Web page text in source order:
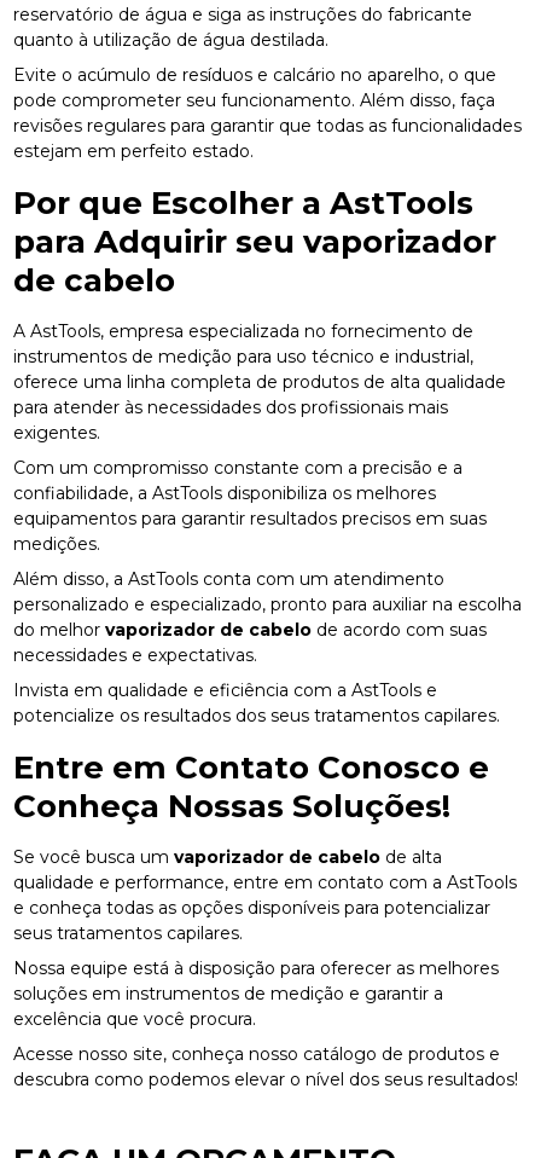
reservatório de água e siga as instruções do fabricante
quanto à utilização de água destilada.
Evite o acúmulo de resíduos e calcário no aparelho, o que
pode comprometer seu funcionamento. Além disso, faça
revisões regulares para garantir que todas as funcionalidades
estejam em perfeito estado.
Por que Escolher a AstTools
para Adquirir seuvaporizador
de cabelo
A AstTools, empresa especializada no fornecimento de
instrumentos de medição para uso técnico e industrial,
oferece uma linha completa de produtos de alta qualidade
para atender às necessidades dos profissionais mais
exigentes.
Com um compromisso constante com a precisão e a
confiabilidade, a AstTools disponibiliza os melhores
equipamentos para garantir resultados precisos em suas
medições.
Além disso, a AstTools conta com um atendimento
personalizado e especializado, pronto para auxiliar na escolha
do melhorvaporizador de cabelo de acordo com suas
necessidades e expectativas.
Invista em qualidade e eficiência com a AstTools e
potencialize os resultados dos seus tratamentos capilares.
Entre em Contato Conosco e
Conheça Nossas Soluções!
Se você busca umvaporizador de cabelo de alta
qualidade e performance, entre em contato com a AstTools
e conheça todas as opções disponíveis para potencializar
seus tratamentos capilares.
Nossa equipe está à disposição para oferecer as melhores
soluções em instrumentos de medição e garantir a
excelência que você procura.
Acesse nosso site, conheça nosso catálogo de produtos e
descubra como podemos elevar o nível dos seus resultados!